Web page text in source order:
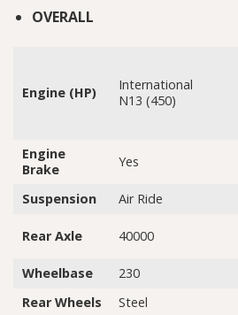
OVERALL
Engine (HP)
International
N13 (450)
Engine
Brake
Yes
Suspension
Air Ride
Rear Axle 40000
Wheelbase 230
Rear Wheels
Steel